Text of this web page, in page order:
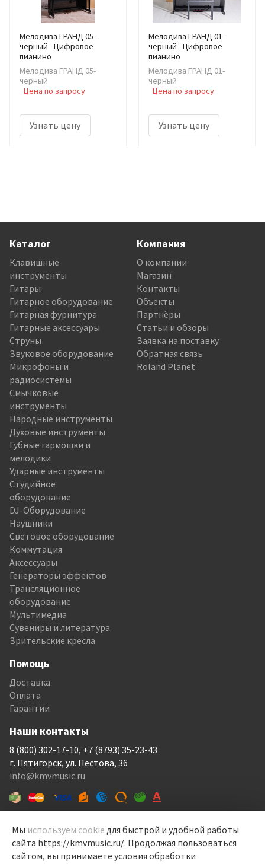
Мелодива ГРАНД 05-
черный - Цифровое
пианино
Мелодива ГРАНД 05-
черный
Цена по запросу
Узнать цену
Мелодива ГРАНД 01-
черный - Цифровое
пианино
Мелодива ГРАНД 01-
черный
Цена по запросу
Узнать цену
Каталог
Клавишные
инструменты
Гитары
Гитарное оборудование
Гитарная фурнитура
Гитарные аксессуары
Струны
Звуковое оборудование
Микрофоны и
радиосистемы
Смычковые
инструменты
Народные инструменты
Духовые инструменты
Губные гармошки и
мелодики
Ударные инструменты
Студийное
оборудование
DJ-Оборудование
Наушники
Световое оборудование
Коммутация
Аксессуары
Генераторы эффектов
Трансляционное
оборудование
Мультимедиа
Сувениры и литература
Зрительские кресла
Компания
О компании
Магазин
Контакты
Объекты
Партнёры
Статьи и обзоры
Заявка на поставку
Обратная связь
Roland Planet
Помощь
Доставка
Оплата
Гарантии
Наши контакты
8 (800) 302-17-10, +7 (8793) 35-23-43
г. Пятигорск, ул. Пестова, 36
info@kmvmusic.ru
КМВ Мьюзик © 1999-2026
Перелицовка сайта —Рекламный контент, 2022
Мы используем cookie для быстрой и удобной работы
сайта https://kmvmusic.ru/. Продолжая пользоваться
сайтом, вы принимаете условия обработки